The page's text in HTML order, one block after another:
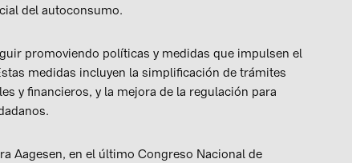
del autoconsumo.
promoviendo políticas y medidas que impulsen el
medidas incluyen la simplificación de trámites
y financieros, y la mejora de la regulación para
Aagesen, en el último Congreso Nacional de